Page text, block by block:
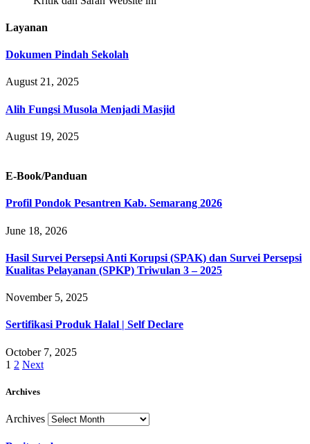
Layanan
Dokumen Pindah Sekolah
August 21, 2025
Alih Fungsi Musola Menjadi Masjid
August 19, 2025
E-Book/Panduan
Profil Pondok Pesantren Kab. Semarang 2026
June 18, 2026
Hasil Survei Persepsi Anti Korupsi (SPAK) dan Survei Persepsi
Kualitas Pelayanan (SPKP) Triwulan 3 – 2025
November 5, 2025
Sertifikasi Produk Halal | Self Declare
October 7, 2025
1 2 Next
Archives
Archives